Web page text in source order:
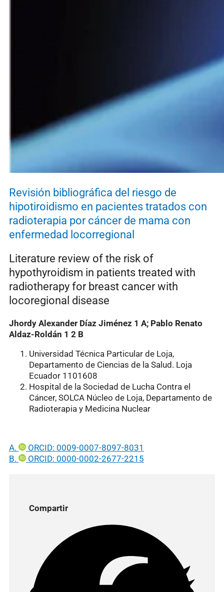
Revisión bibliográfica del riesgo de
hipotiroidismo en pacientes tratados con
radioterapia por cáncer de mama con
enfermedad locorregional
Literature review of the risk of
hypothyroidism in patients treated with
radiotherapy for breast cancer with
locoregional disease
Jhordy Alexander Díaz Jiménez 1 A; Pablo Renato
Aldaz-Roldán 1 2 B
Universidad Técnica Particular de Loja,
Departamento de Ciencias de la Salud. Loja
Ecuador 1101608
Hospital de la Sociedad de Lucha Contra el
Cáncer, SOLCA Núcleo de Loja, Departamento de
Radioterapia y Medicina Nuclear
A.
ORCID: 0009-0007-8097-8031
B.
ORCID: 0000-0002-2677-2215
Compartir